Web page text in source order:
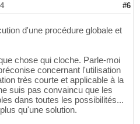
#6
d'une procédure globale et
chose qui cloche. Parle-moi
concernant l'utilisation
très courte et applicable à la
suis pas convaincu que les
dans toutes les possibilités...
qu'une solution.